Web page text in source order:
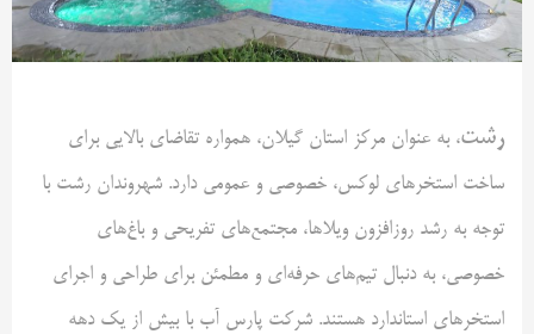
رشت، به عنوان مرکز استان گیلان، همواره تقاضای بالایی برای
ساخت استخرهای لوکس، خصوصی و عمومی دارد. شهروندان رشت با
توجه به رشد روزافزون ویلاها، مجتمع‌های تفریحی و باغ‌های
خصوصی، به دنبال تیم‌های حرفه‌ای و مطمئن برای طراحی و اجرای
استخرهای استاندارد هستند. شرکت پارس آب با بیش از یک دهه